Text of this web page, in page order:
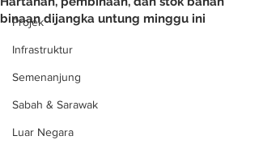
Projek
Infrastruktur
Semenanjung
Sabah & Sarawak
Luar Negara
binaan dijangka untung minggu ini